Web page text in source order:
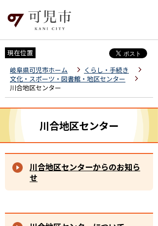
現在位置
岐阜県可児市ホーム
くらし・手続き
文化・スポーツ・図書館・地区センター
川合地区センター
川合地区センター
川合地区センターからのお知ら
せ